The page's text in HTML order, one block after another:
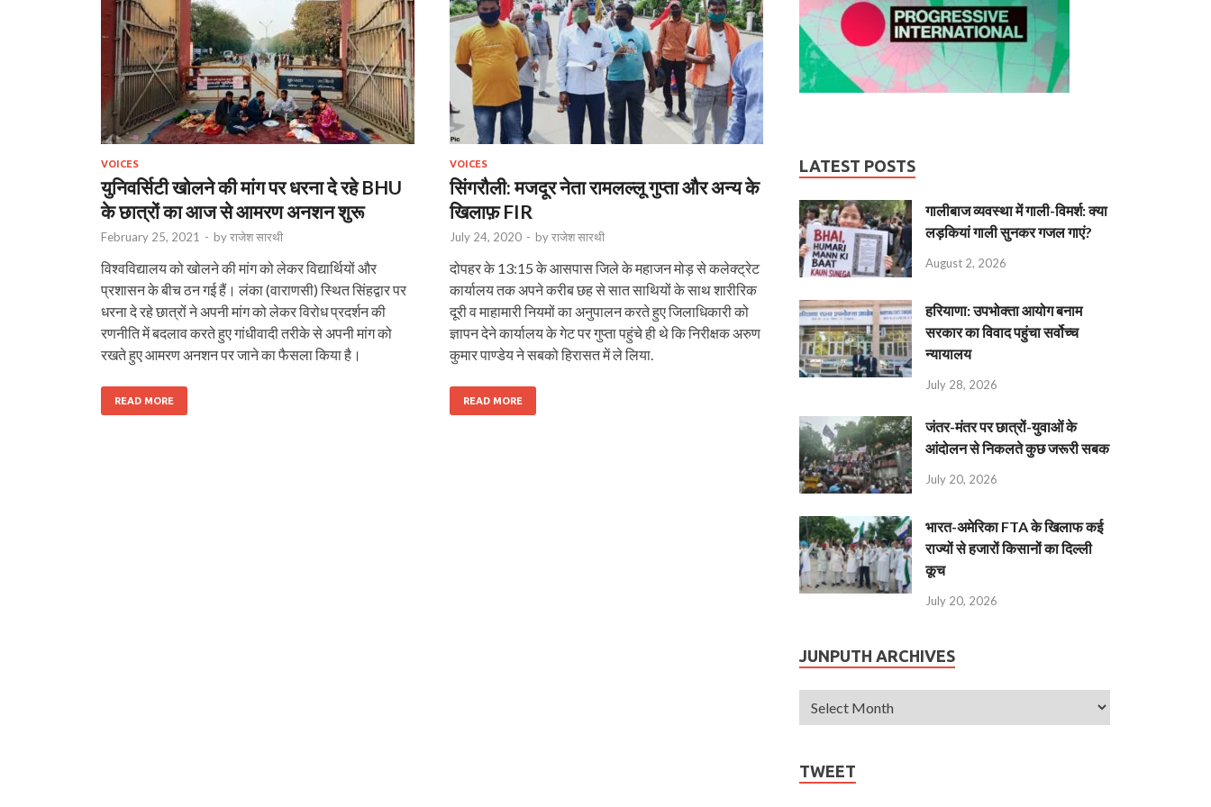
VOICES
युनिवर्सिटी खोलने की मांग पर धरना दे रहे BHU
के छात्रों का आज से आमरण अनशन शुरू
February 25, 2021 - byराजेश सारथी
विश्वविद्यालय को खोलने की मांग को लेकर विद्यार्थि‍यों और
प्रशासन के बीच ठन गई हैं। लंका (वाराणसी) स्थित सिंहद्वार पर
धरना दे रहे छात्रों ने अपनी मांग को लेकर विरोध प्रदर्शन की
रणनीति में बदलाव करते हुए गांधीवादी तरीके से अपनी मांग को
रखते हुए आमरण अनशन पर जाने का फैसला किया है।
READ MORE
VOICES
सिंगरौली: मजदूर नेता रामलल्लू गुप्ता और अन्य के
खिलाफ़ FIR
July 24, 2020 - byराजेश सारथी
दोपहर के 13:15 के आसपास जिले के महाजन मोड़ से कलेक्ट्रेट
कार्यालय तक अपने करीब छह से सात साथियों के साथ शारीरिक
दूरी व माहामारी नियमों का अनुपालन करते हुए जिलाधिकारी को
ज्ञापन देने कार्यालय के गेट पर गुप्ता पहुंचे ही थे कि निरीक्षक अरुण
कुमार पाण्डेय ने सबको हिरासत में ले लिया.
READ MORE
LATEST POSTS
गालीबाज व्‍यवस्‍था में गाली-विमर्श: क्या
लड़कियां गाली सुनकर गजल गाएं?
August 2, 2026
हरियाणा: उपभोक्ता आयोग बनाम
सरकार का विवाद पहुंचा सर्वोच्च
न्यायालय
July 28, 2026
जंतर-मंतर पर छात्रों-युवाओं के
आंदोलन से निकलते कुछ जरूरी सबक
July 20, 2026
भारत-अमेरिका FTA के खिलाफ कई
राज्यों से हजारों किसानों का दिल्ली
कूच
July 20, 2026
JUNPUTH ARCHIVES
TWEET